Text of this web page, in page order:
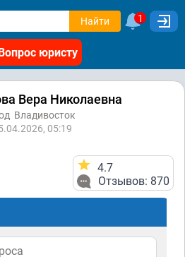
Найти 1
юристу
Вера Николаевна
Владивосток
05:19
4.7
Отзывов: 870